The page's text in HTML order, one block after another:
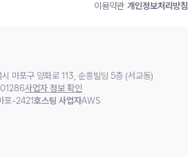
이용약관 개인정보처리방침
마포구 양화로 113, 순흥빌딩 5층 (서교동)
사업자 정보 확인
포-2421호스팅 사업자AWS